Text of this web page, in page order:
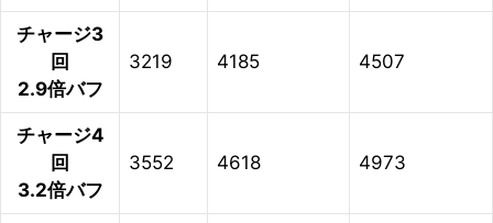
チャージ3
回
2.9倍バフ
3219 4185 4507
チャージ4
回
3.2倍バフ
3552 4618 4973